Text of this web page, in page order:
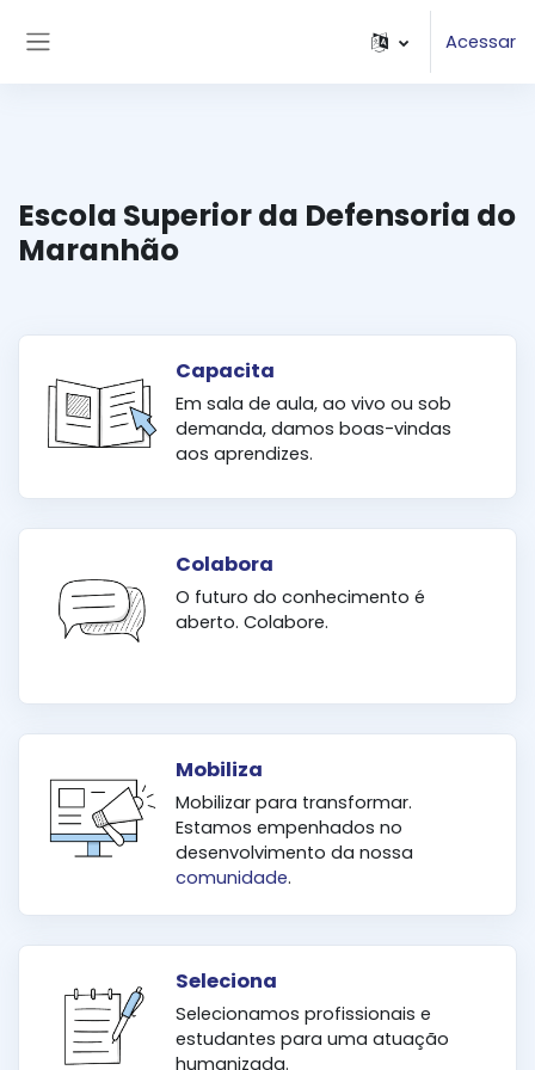
Acessar
Escola Superior da Defensoria do
Maranhão
Capacita
Em sala de aula, ao vivo ou sob
demanda, damos boas-vindas
aos aprendizes.
Colabora
O futuro do conhecimento é
aberto. Colabore.
Mobiliza
Mobilizar para transformar.
Estamos empenhados no
desenvolvimento da nossa
comunidade.
Seleciona
Selecionamos profissionais e
estudantes para uma atuação
humanizada.